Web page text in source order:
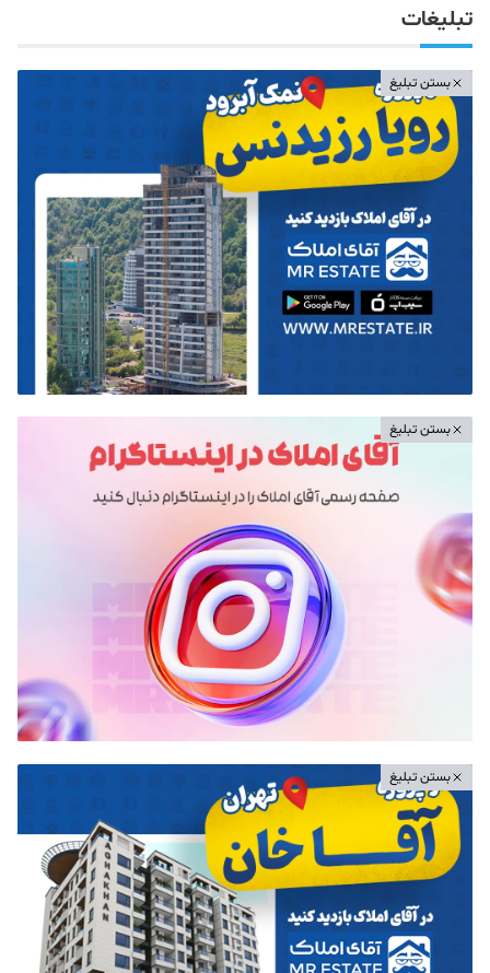
تبلیغات
بستن تبلیغ
بستن تبلیغ
بستن تبلیغ